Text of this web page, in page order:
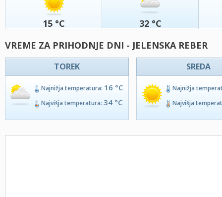
15 °C 32 °C
VREME ZA PRIHODNJE DNI - JELENSKA REBER
TOREK
Najnižja temperatura: 16 °C
Najvišja temperatura: 34 °C
SREDA
Najnižja
Najvišja